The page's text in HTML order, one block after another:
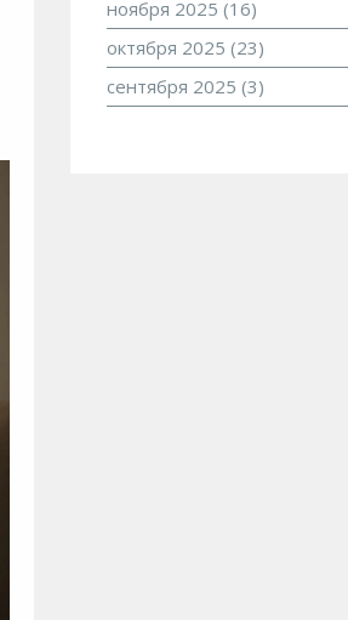
ноября 2025 (16)
октября 2025 (23)
сентября 2025 (3)